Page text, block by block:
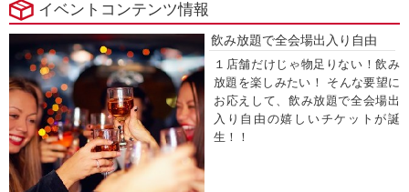
イベントコンテンツ情報
飲み放題で全会場出入り自由
１店舗だけじゃ物足りない！飲み
放題を楽しみたい！ そんな要望に
お応えして、飲み放題で全会場出
入り自由の嬉しいチケットが誕
生！！